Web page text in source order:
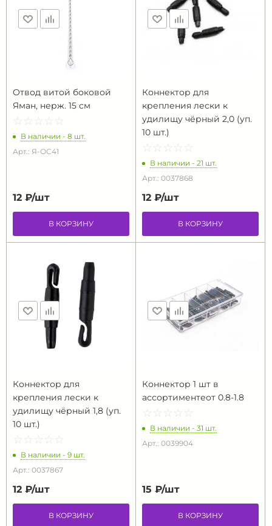
Отвод витой боковой
Яман, нерж. 15 см
☆ ☆ ☆ ☆ ☆
★ ★ ★ ★ ★
В наличии - 8 шт.
Арт.: Я-ОС41
12 ₽/шт
В КОРЗИНУ
Коннектор для
крепления лески к
удилищу чёрный 2,0 (уп.
10 шт.)
☆ ☆ ☆ ☆ ☆
★ ★ ★ ★ ★
В наличии - 21 шт.
Арт.: 0037868
12 ₽/шт
В КОРЗИНУ
Коннектор для
крепления лески к
удилищу чёрный 1,8 (уп.
10 шт.)
☆ ☆ ☆ ☆ ☆
★ ★ ★ ★ ★
В наличии - 9 шт.
Арт.: 0037867
12 ₽/шт
В КОРЗИНУ
Коннектор 1 шт в
ассортиментеот 0.8-1.8
☆ ☆ ☆ ☆ ☆
★ ★ ★ ★ ★
В наличии - 31 шт.
Арт.: 0039904
15 ₽/шт
В КОРЗИНУ